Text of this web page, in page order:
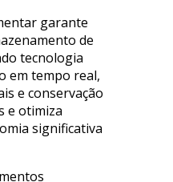
garante
de
tecnologia
em tempo real,
e conservação
e otimiza
significativa